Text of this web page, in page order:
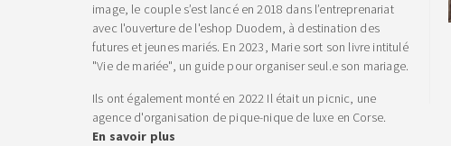
image, le couple s’est lancé en 2018 dans l’entreprenariat
avec l'ouverture de l'eshop Duodem, à destination des
futures et jeunes mariés. En 2023, Marie sort son livre intitulé
"Vie de mariée", un guide pour organiser seul.e son mariage.
Ils ont également monté en 2022 Il était un picnic, une
agence d'organisation de pique-nique de luxe en Corse.
En savoir plus